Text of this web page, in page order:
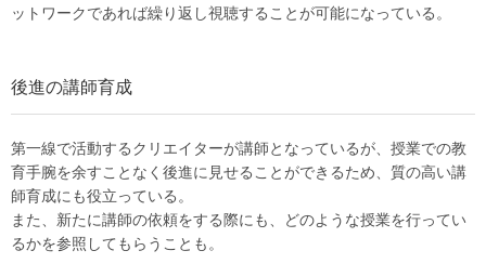
ットワークであれば繰り返し視聴することが可能になっている。
後進の講師育成
第一線で活動するクリエイターが講師となっているが、授業での教
育手腕を余すことなく後進に見せることができるため、質の高い講
師育成にも役立っている。
また、新たに講師の依頼をする際にも、どのような授業を行ってい
るかを参照してもらうことも。